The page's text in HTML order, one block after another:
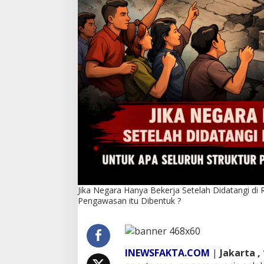
i
d
R
u
m
a
h
P
e
a
a
n
a
,
t
k
A
Jika Negara Hanya Bekerja Setelah Didatangi
Pengawasan itu Dibentuk ?
INEWSFAKTA.COM | Jakarta ,